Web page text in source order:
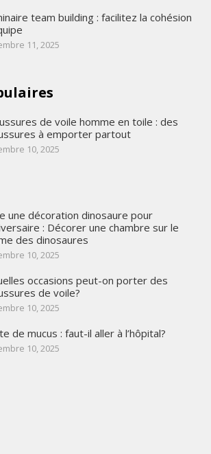
team building : facilitez la cohésion
11, 2025
de voile homme en toile : des
à emporter partout
10, 2025
une décoration dinosaure pour
: Décorer une chambre sur le
des dinosaures
10, 2025
occasions peut-on porter des
de voile?
10, 2025
de mucus : faut-il aller à l’hôpital?
10, 2025